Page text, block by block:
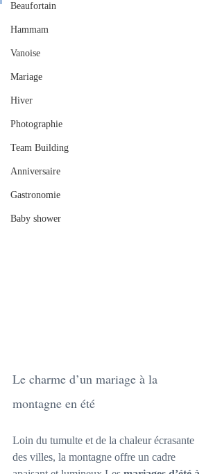
Beaufortain
Hammam
Vanoise
Mariage
Hiver
Photographie
Team Building
Anniversaire
Gastronomie
Baby shower
Le charme d’un mariage à la
montagne en été
Loin du tumulte et de la chaleur écrasante
des villes, la montagne offre un cadre